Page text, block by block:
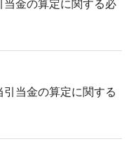
金の算定に関する必
当金の算定に関する